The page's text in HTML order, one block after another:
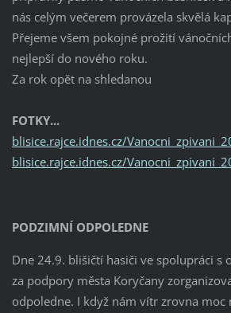
nás celým večerem provázela skvělá
Přejeme všem pokojné prožití
nejlepší do nového roku.
Za rok opět na shledanou
FOTKY...
blisice.rajce.idnes.cz/
blisice.rajce.idnes.cz/
PODZIMNÍ ODPOLEDNE
Dne 24.9. blišičtí hasiči ve spolupráci s
za podpory města Koryčany
odpoledne. I když nám vítr zrovna moc